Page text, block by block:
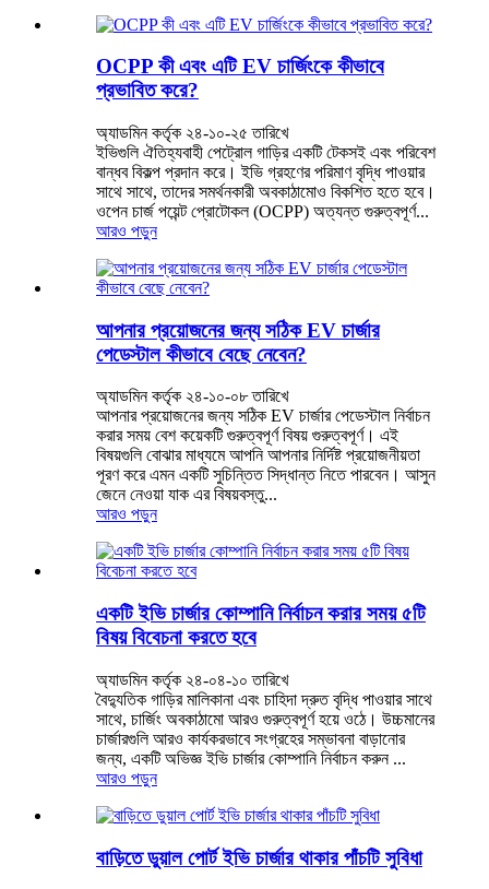
OCPP কী এবং এটি EV চার্জিংকে কীভাবে
প্রভাবিত করে?
অ্যাডমিন কর্তৃক ২৪-১০-২৫ তারিখে
ইভিগুলি ঐতিহ্যবাহী পেট্রোল গাড়ির একটি টেকসই এবং পরিবেশ
বান্ধব বিকল্প প্রদান করে। ইভি গ্রহণের পরিমাণ বৃদ্ধি পাওয়ার
সাথে সাথে, তাদের সমর্থনকারী অবকাঠামোও বিকশিত হতে হবে।
ওপেন চার্জ পয়েন্ট প্রোটোকল (OCPP) অত্যন্ত গুরুত্বপূর্ণ...
আরও পড়ুন
আপনার প্রয়োজনের জন্য সঠিক EV চার্জার
পেডেস্টাল কীভাবে বেছে নেবেন?
অ্যাডমিন কর্তৃক ২৪-১০-০৮ তারিখে
আপনার প্রয়োজনের জন্য সঠিক EV চার্জার পেডেস্টাল নির্বাচন
করার সময় বেশ কয়েকটি গুরুত্বপূর্ণ বিষয় গুরুত্বপূর্ণ। এই
বিষয়গুলি বোঝার মাধ্যমে আপনি আপনার নির্দিষ্ট প্রয়োজনীয়তা
পূরণ করে এমন একটি সুচিন্তিত সিদ্ধান্ত নিতে পারবেন। আসুন
জেনে নেওয়া যাক এর বিষয়বস্তু...
আরও পড়ুন
একটি ইভি চার্জার কোম্পানি নির্বাচন করার সময় ৫টি
বিষয় বিবেচনা করতে হবে
অ্যাডমিন কর্তৃক ২৪-০৪-১০ তারিখে
বৈদ্যুতিক গাড়ির মালিকানা এবং চাহিদা দ্রুত বৃদ্ধি পাওয়ার সাথে
সাথে, চার্জিং অবকাঠামো আরও গুরুত্বপূর্ণ হয়ে ওঠে। উচ্চমানের
চার্জারগুলি আরও কার্যকরভাবে সংগ্রহের সম্ভাবনা বাড়ানোর
জন্য, একটি অভিজ্ঞ ইভি চার্জার কোম্পানি নির্বাচন করুন ...
আরও পড়ুন
বাড়িতে ডুয়াল পোর্ট ইভি চার্জার থাকার পাঁচটি সুবিধা